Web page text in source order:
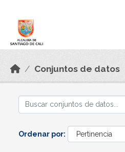
Conjuntos de datos
Ordenar por